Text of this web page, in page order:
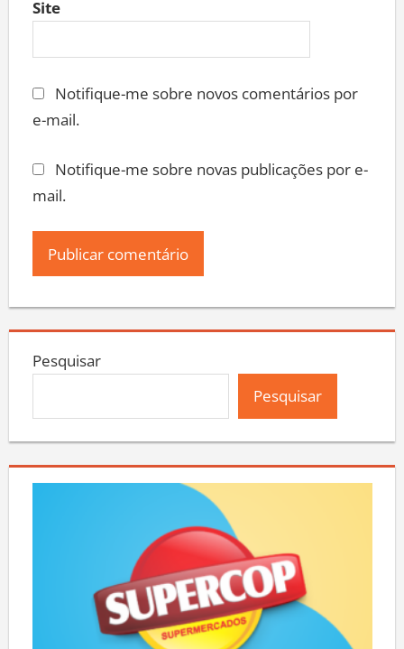
Site
Notifique-me sobre novos comentários por
e-mail.
Notifique-me sobre novas publicações por e-
mail.
Pesquisar
Pesquisar